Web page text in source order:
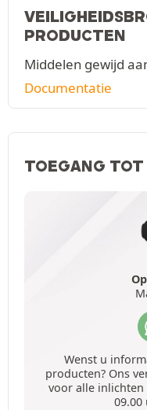
PRODUCTEN
Middelen gewijd
Documentatie
TOEGANG TOT
Wenst u
producten? Ons
voor alle inlichten
09.00